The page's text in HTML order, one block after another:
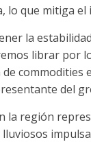
lo que mitiga
la
librar por
commodities
del
la región